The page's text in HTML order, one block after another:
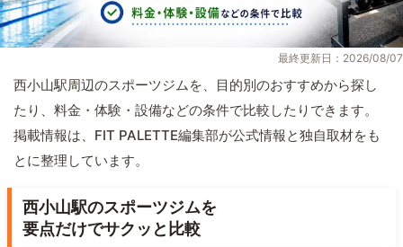
最終更新日：2026/08/07
西小山駅周辺のスポーツジムを、目的別のおすすめから探し
たり、料金・体験・設備などの条件で比較したりできます。
掲載情報は、FIT PALETTE編集部が公式情報と独自取材をも
とに整理しています。
西小山駅のスポーツジムを
要点だけでサクッと比較